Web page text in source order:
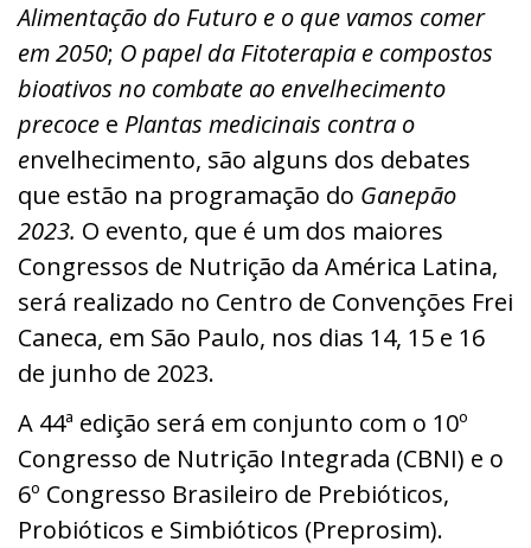
Alimentação do Futuro e o que vamos comer
em 2050; O papel da Fitoterapia e compostos
bioativos no combate ao envelhecimento
precoce e Plantas medicinais contra o
envelhecimento, são alguns dos debates
que estão na programação do Ganepão
2023. O evento, que é um dos maiores
Congressos de Nutrição da América Latina,
será realizado no Centro de Convenções Frei
Caneca, em São Paulo, nos dias 14, 15 e 16
de junho de 2023.
A 44ª edição será em conjunto com o 10º
Congresso de Nutrição Integrada (CBNI) e o
6º Congresso Brasileiro de Prebióticos,
Probióticos e Simbióticos (Preprosim).